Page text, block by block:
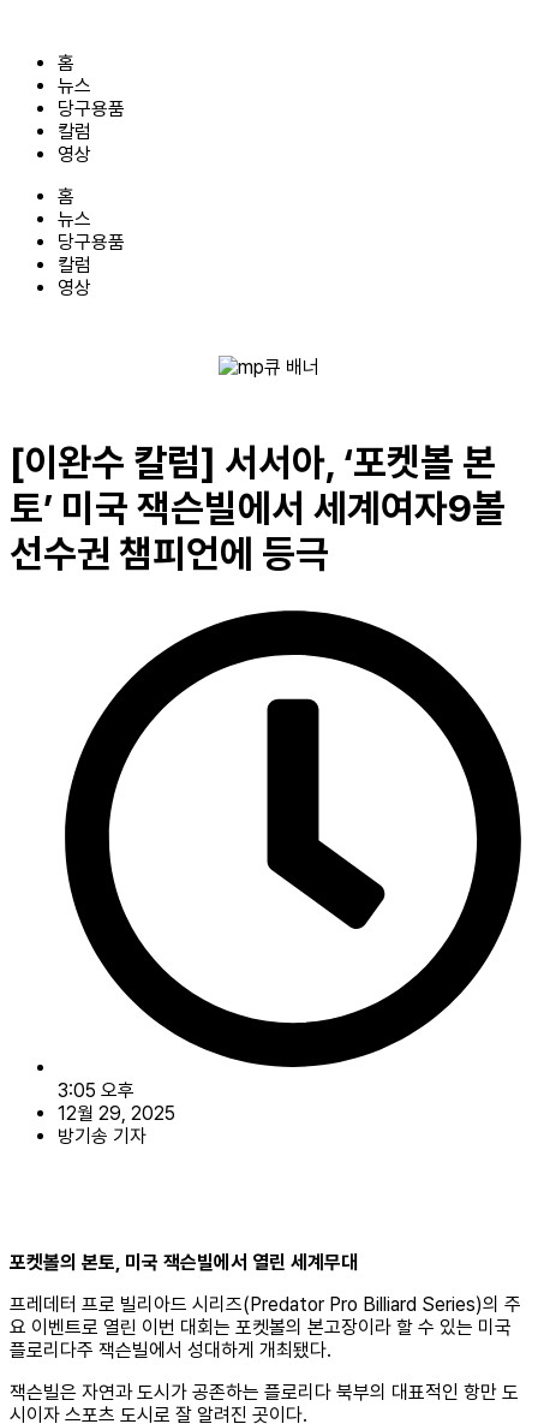
홈
뉴스
당구용품
칼럼
영상
홈
뉴스
당구용품
칼럼
영상
[이완수 칼럼] 서서아, ‘포켓볼 본
토’ 미국 잭슨빌에서 세계여자9볼
선수권 챔피언에 등극
3:05 오후
12월 29, 2025
방기송 기자
포켓볼의 본토, 미국 잭슨빌에서 열린 세계무대
프레데터 프로 빌리아드 시리즈(Predator Pro Billiard Series)의 주
요 이벤트로 열린 이번 대회는 포켓볼의 본고장이라 할 수 있는 미국
플로리다주 잭슨빌에서 성대하게 개최됐다.
잭슨빌은 자연과 도시가 공존하는 플로리다 북부의 대표적인 항만 도
시이자 스포츠 도시로 잘 알려진 곳이다.